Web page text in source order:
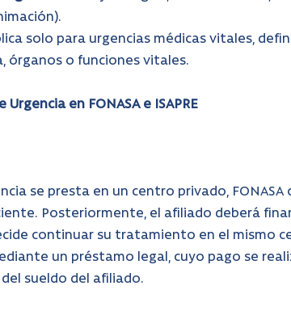
solo para urgencias médicas vitales,
órganos o funciones vitales.
en FONASA e ISAPRE
se presta en un centro privado,
Posteriormente, el afiliado deberá
continuar su tratamiento en el mismo
un préstamo legal, cuyo pago se
sueldo del afiliado.